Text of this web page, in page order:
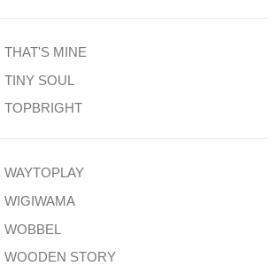
THAT'S MINE
TINY SOUL
TOPBRIGHT
WAYTOPLAY
WIGIWAMA
WOBBEL
WOODEN STORY